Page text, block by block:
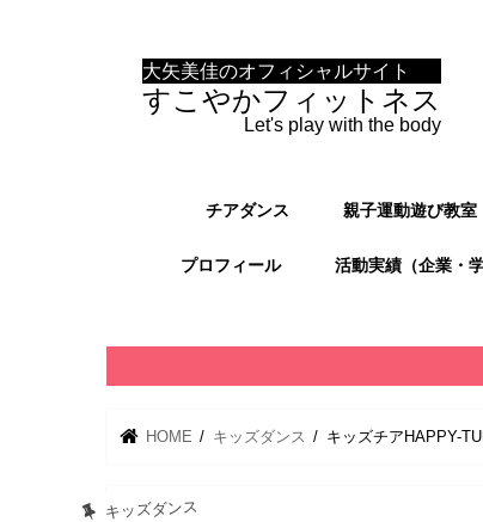
大矢美佳のオフィシャルサイト
すこやかフィットネス
Let's play with the body
チアダンス 親子運動遊び教室
プロフィール 活動実績（企業・学
HOME キッズダンス キッズチアHAPPY-
キッズダンス